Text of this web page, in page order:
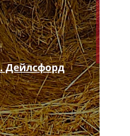
Дейлсфорд